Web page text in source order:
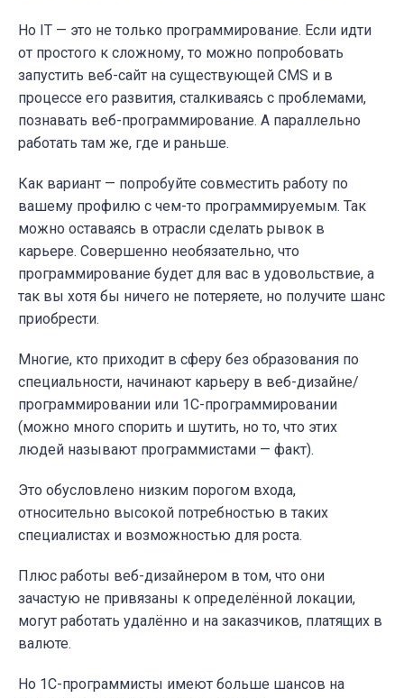
Но IT — это не только программирование. Если идти
от простого к сложному, то можно попробовать
запустить веб-сайт на существующей CMS и в
процессе его развития, сталкиваясь с проблемами,
познавать веб-программирование. А параллельно
работать там же, где и раньше.
Как вариант — попробуйте совместить работу по
вашему профилю с чем-то программируемым. Так
можно оставаясь в отрасли сделать рывок в
карьере. Совершенно необязательно, что
программирование будет для вас в удовольствие, а
так вы хотя бы ничего не потеряете, но получите шанс
приобрести.
Многие, кто приходит в сферу без образования по
специальности, начинают карьеру в веб-дизайне/
программировании или 1С-программировании
(можно много спорить и шутить, но то, что этих
людей называют программистами — факт).
Это обусловлено низким порогом входа,
относительно высокой потребностью в таких
специалистах и возможностью для роста.
Плюс работы веб-дизайнером в том, что они
зачастую не привязаны к определённой локации,
могут работать удалённо и на заказчиков, платящих в
валюте.
Но 1С-программисты имеют больше шансов на